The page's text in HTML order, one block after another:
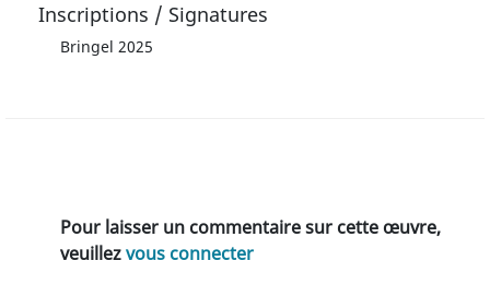
Inscriptions / Signatures
Bringel 2025
Pour laisser un commentaire sur cette œuvre,
veuillezvous connecter